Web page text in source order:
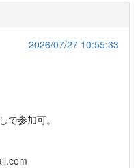
2026/07/27 10:55:33
で参加可。